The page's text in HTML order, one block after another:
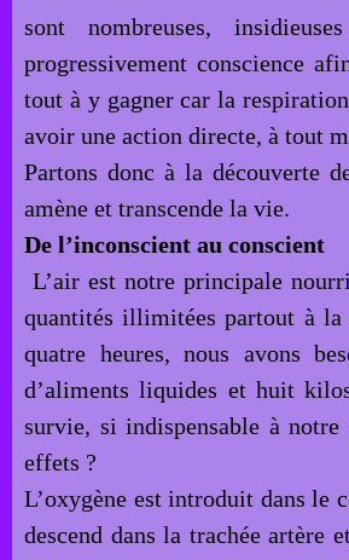
sont nombreuses,
progressivement conscience
tout à y gagner car la
avoir une action directe, à tout
Partons donc à la découverte
amène et transcende la vie.
De l’inconscient au conscient
L’air est notre principale
quantités illimitées partout à
quatre heures, nous avons
d’aliments liquides et huit
survie, si indispensable à
effets ?
L’oxygène est introduit dans le
descend dans la trachée artère